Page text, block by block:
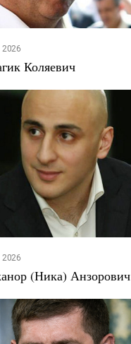
2026
Коляевич
2026
(Ника) Анзорович